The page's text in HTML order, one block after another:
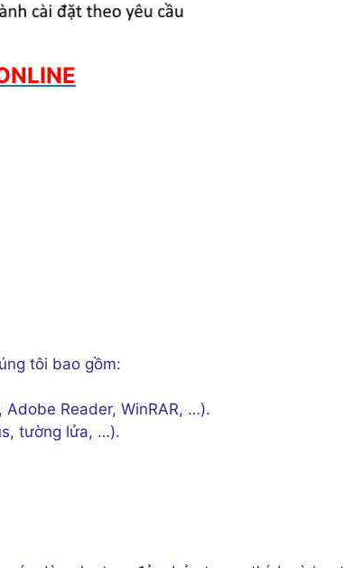
tôi bao gồm:
Reader, WinRAR, …).
tường lửa, …).